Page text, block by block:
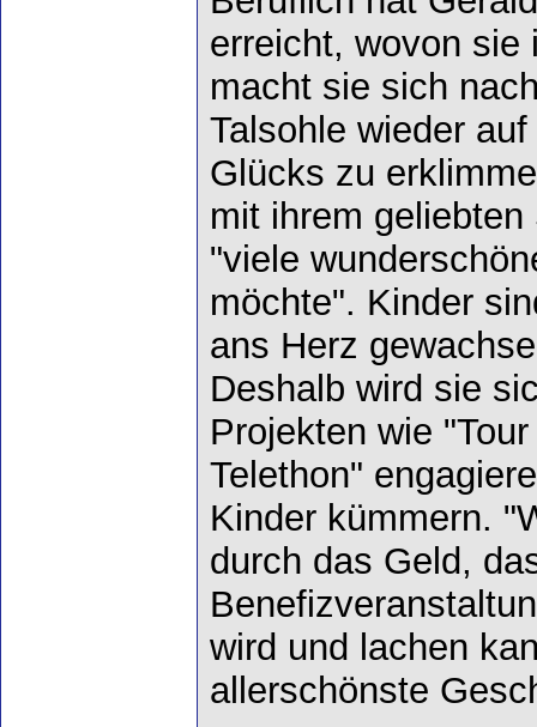
erreicht, wovon sie
macht sie sich
Talsohle wieder
Glücks zu
mit ihrem
"viele
möchte". Kinder
ans Herz
Deshalb wird sie
Projekten wie
Telethon"
Kinder kümmern.
durch das Geld,
wird und lachen
allerschönste